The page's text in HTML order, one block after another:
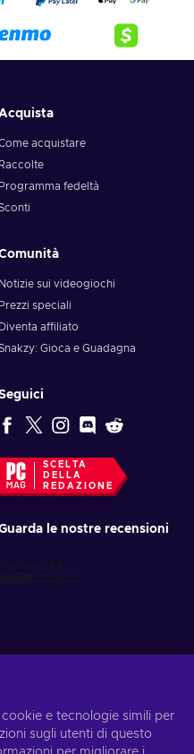
acquistare
Raccolte
Programma fedeltà
Notizie sui videogiochi
Prezzi speciali
Diventa affiliato
Gioca e Guadagna
SCELTA
DELLA
REDAZIONE
le nostre recensioni
Iscriviti
momento. Visital'informativa
e tecnologie simili per
sugli utenti di questo